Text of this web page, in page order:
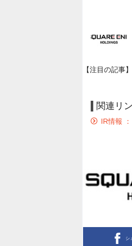
【注目の記事
関連リ
IR情報
シ